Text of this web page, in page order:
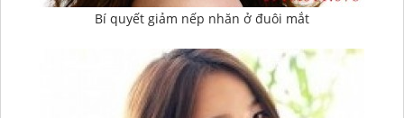
Bí quyết giảm nếp nhăn ở đuôi mắt